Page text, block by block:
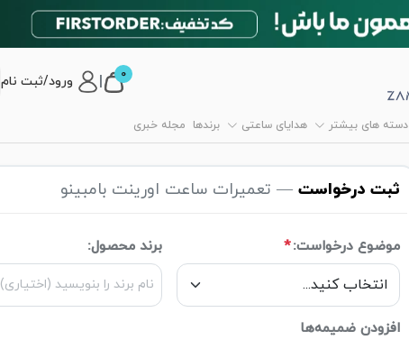
0 ورود/ثبت نام
دسته های بیشتر هدایای ساعتی برندها مجله خبری
ثبت درخواست — تعمیرات ساعت اورینت بامبینو
موضوع درخواست:* برند محصول:
افزودن ضمیمه‌ها